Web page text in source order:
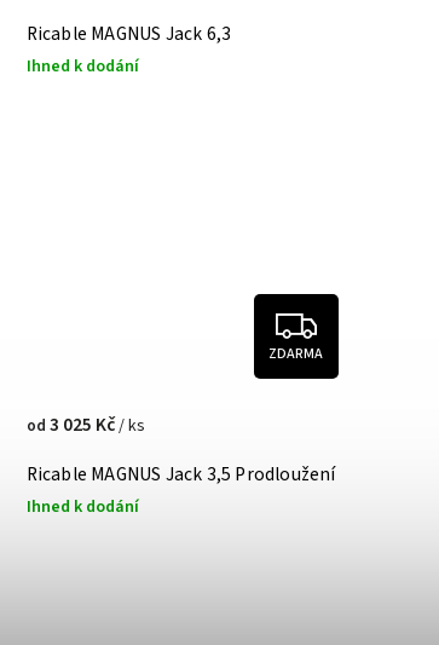
Ricable MAGNUS Jack 6,3
Ihned k dodání
ZDARMA
Ricable MAGNUS Jack 3,5 Prodloužení
Ihned k dodání
od 3 025 Kč/ ks